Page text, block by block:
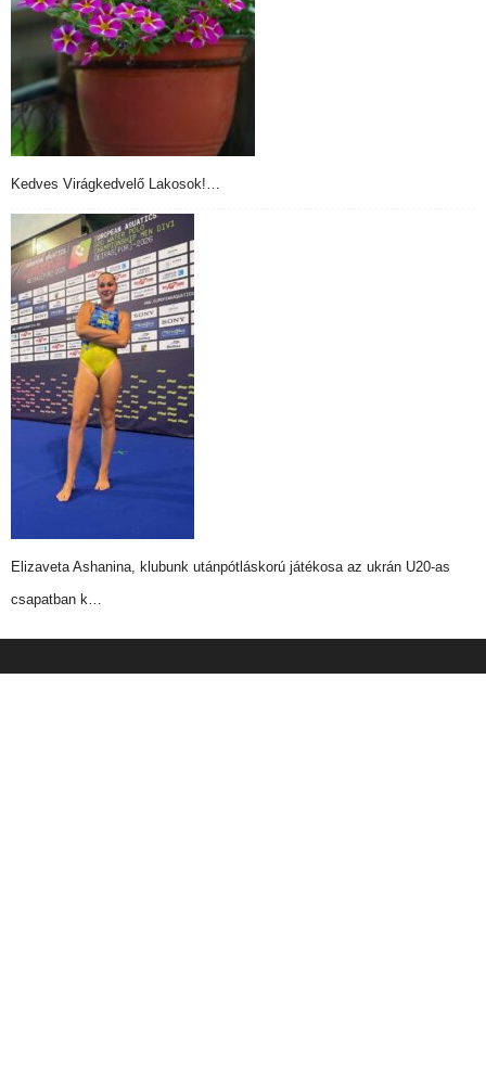
Kedves Virágkedvelő Lakosok!…
Elizaveta Ashanina, klubunk utánpótláskorú játékosa az ukrán U20-as
csapatban k…